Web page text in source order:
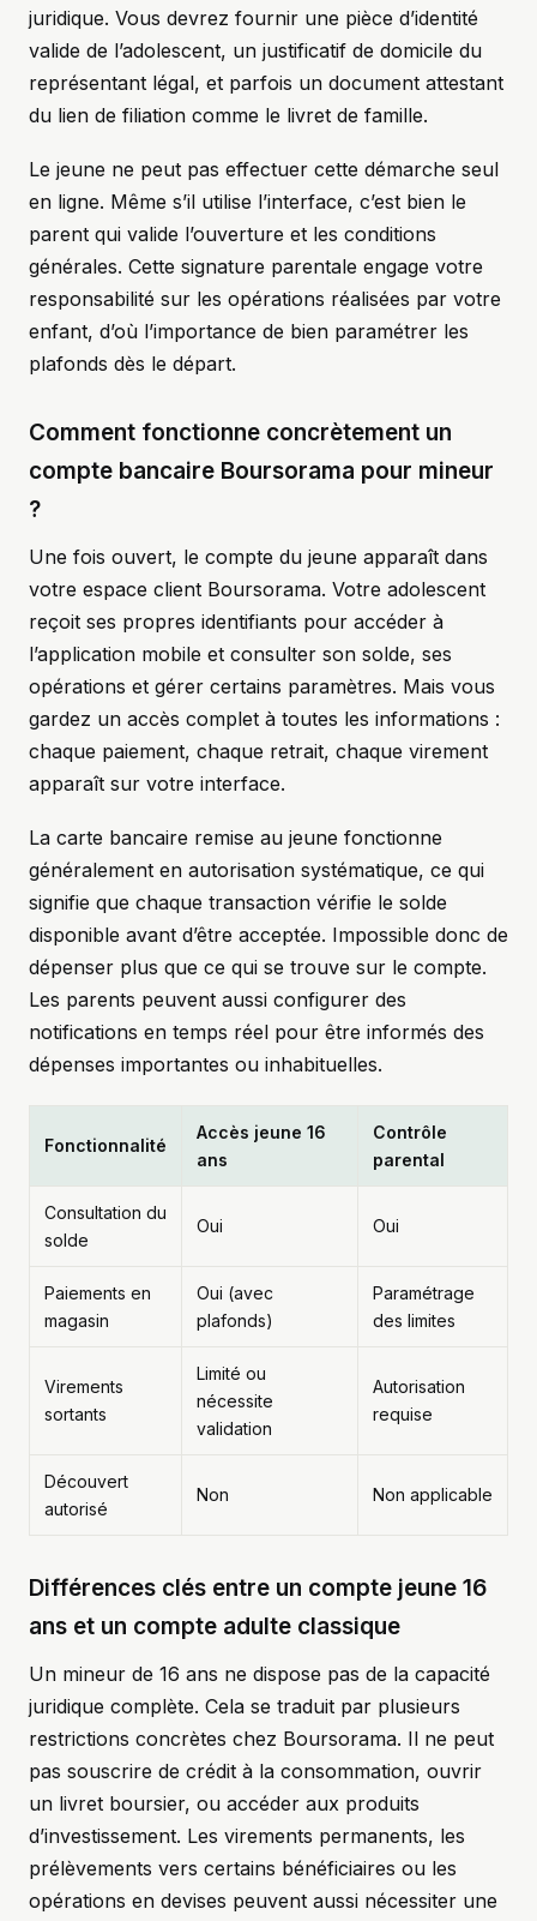
juridique. Vous devrez fournir une pièce d’identité
valide de l’adolescent, un justificatif de domicile du
représentant légal, et parfois un document attestant
du lien de filiation comme le livret de famille.
Le jeune ne peut pas effectuer cette démarche seul
en ligne. Même s’il utilise l’interface, c’est bien le
parent qui valide l’ouverture et les conditions
générales. Cette signature parentale engage votre
responsabilité sur les opérations réalisées par votre
enfant, d’où l’importance de bien paramétrer les
plafonds dès le départ.
Comment fonctionne concrètement un
compte bancaire Boursorama pour mineur
?
Une fois ouvert, le compte du jeune apparaît dans
votre espace client Boursorama. Votre adolescent
reçoit ses propres identifiants pour accéder à
l’application mobile et consulter son solde, ses
opérations et gérer certains paramètres. Mais vous
gardez un accès complet à toutes les informations :
chaque paiement, chaque retrait, chaque virement
apparaît sur votre interface.
La carte bancaire remise au jeune fonctionne
généralement en autorisation systématique, ce qui
signifie que chaque transaction vérifie le solde
disponible avant d’être acceptée. Impossible donc de
dépenser plus que ce qui se trouve sur le compte.
Les parents peuvent aussi configurer des
notifications en temps réel pour être informés des
dépenses importantes ou inhabituelles.
Fonctionnalité
Accès jeune 16
ans
Contrôle
parental
Consultation du
solde
Oui Oui
Paiements en
magasin
Oui (avec
plafonds)
Paramétrage
des limites
Virements
sortants
Limité ou
nécessite
validation
Autorisation
requise
Découvert
autorisé
Non Non applicable
Différences clés entre un compte jeune 16
ans et un compte adulte classique
Un mineur de 16 ans ne dispose pas de la capacité
juridique complète. Cela se traduit par plusieurs
restrictions concrètes chez Boursorama. Il ne peut
pas souscrire de crédit à la consommation, ouvrir
un livret boursier, ou accéder aux produits
d’investissement. Les virements permanents, les
prélèvements vers certains bénéficiaires ou les
opérations en devises peuvent aussi nécessiter une